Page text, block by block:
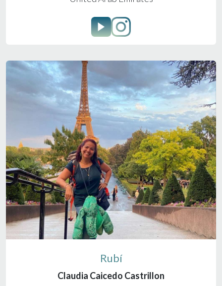
Rubí
Claudia Caicedo Castrillon